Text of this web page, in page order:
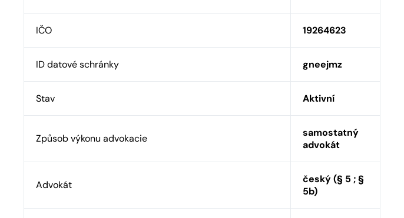
IČO 19264623
ID datové schránky gneejmz
Stav Aktivní
Způsob výkonu advokacie
samostatný
advokát
Advokát
český (§ 5 ; §
5b)